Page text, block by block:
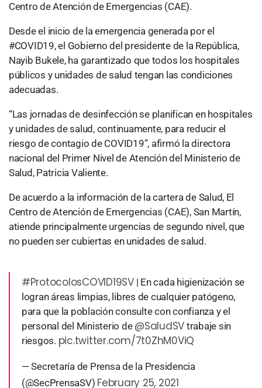
Centro de Atención de Emergencias (CAE).
Desde el inicio de la emergencia generada por el
#COVID19, el Gobierno del presidente de la República,
Nayib Bukele, ha garantizado que todos los hospitales
públicos y unidades de salud tengan las condiciones
adecuadas.
“Las jornadas de desinfección se planifican en hospitales
y unidades de salud, continuamente, para reducir el
riesgo de contagio de COVID19”, afirmó la directora
nacional del Primer Nivel de Atención del Ministerio de
Salud, Patricia Valiente.
De acuerdo a la información de la cartera de Salud, El
Centro de Atención de Emergencias (CAE), San Martín,
atiende principalmente urgencias de segundo nivel, que
no pueden ser cubiertas en unidades de salud.
#ProtocolosCOVID19SV| En cada higienización se
logran áreas limpias, libres de cualquier patógeno,
para que la población consulte con confianza y el
personal del Ministerio de @SaludSV trabaje sin
riesgos. pic.twitter.com/7t0ZhM0ViQ
— Secretaría de Prensa de la Presidencia
(@SecPrensaSV) February 25, 2021